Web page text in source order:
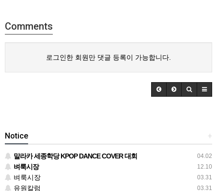
Comments
로그인한 회원만 댓글 등록이 가능합니다.
+
Notice
04.02
말라카 세종학당 KPOP DANCE COVER 대회
12.10
벼룩시장
03.31
벼룩시장
03.31
유원칼럼